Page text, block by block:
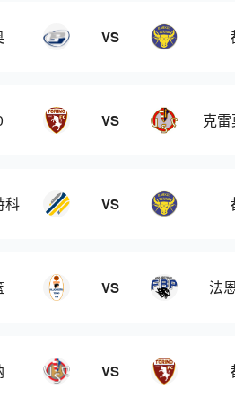
VS
VS 克
科 VS
VS 法
VS